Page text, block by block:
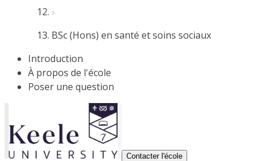
BSc (Hons) en santé et soins sociaux
Introduction
À propos de l'école
Poser une question
Contacter l'école